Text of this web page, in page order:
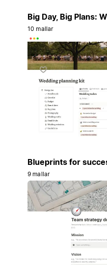
Big Day, Big Plans:
10 mallar
Blueprints for
9 mallar